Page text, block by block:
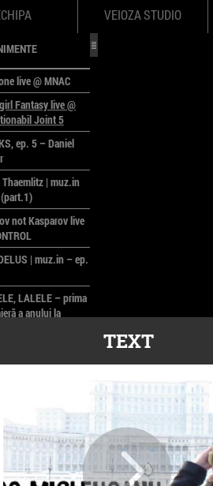
VEIOZA STUDIO
live @ MNAC
Fantasy live @
Joint 5
ep. 5 – Daniel
Thaemlitz | muz.in
not Kasparov live
| muz.in – ep.
LALELE – prima
a anului la
la București
For
TEXT